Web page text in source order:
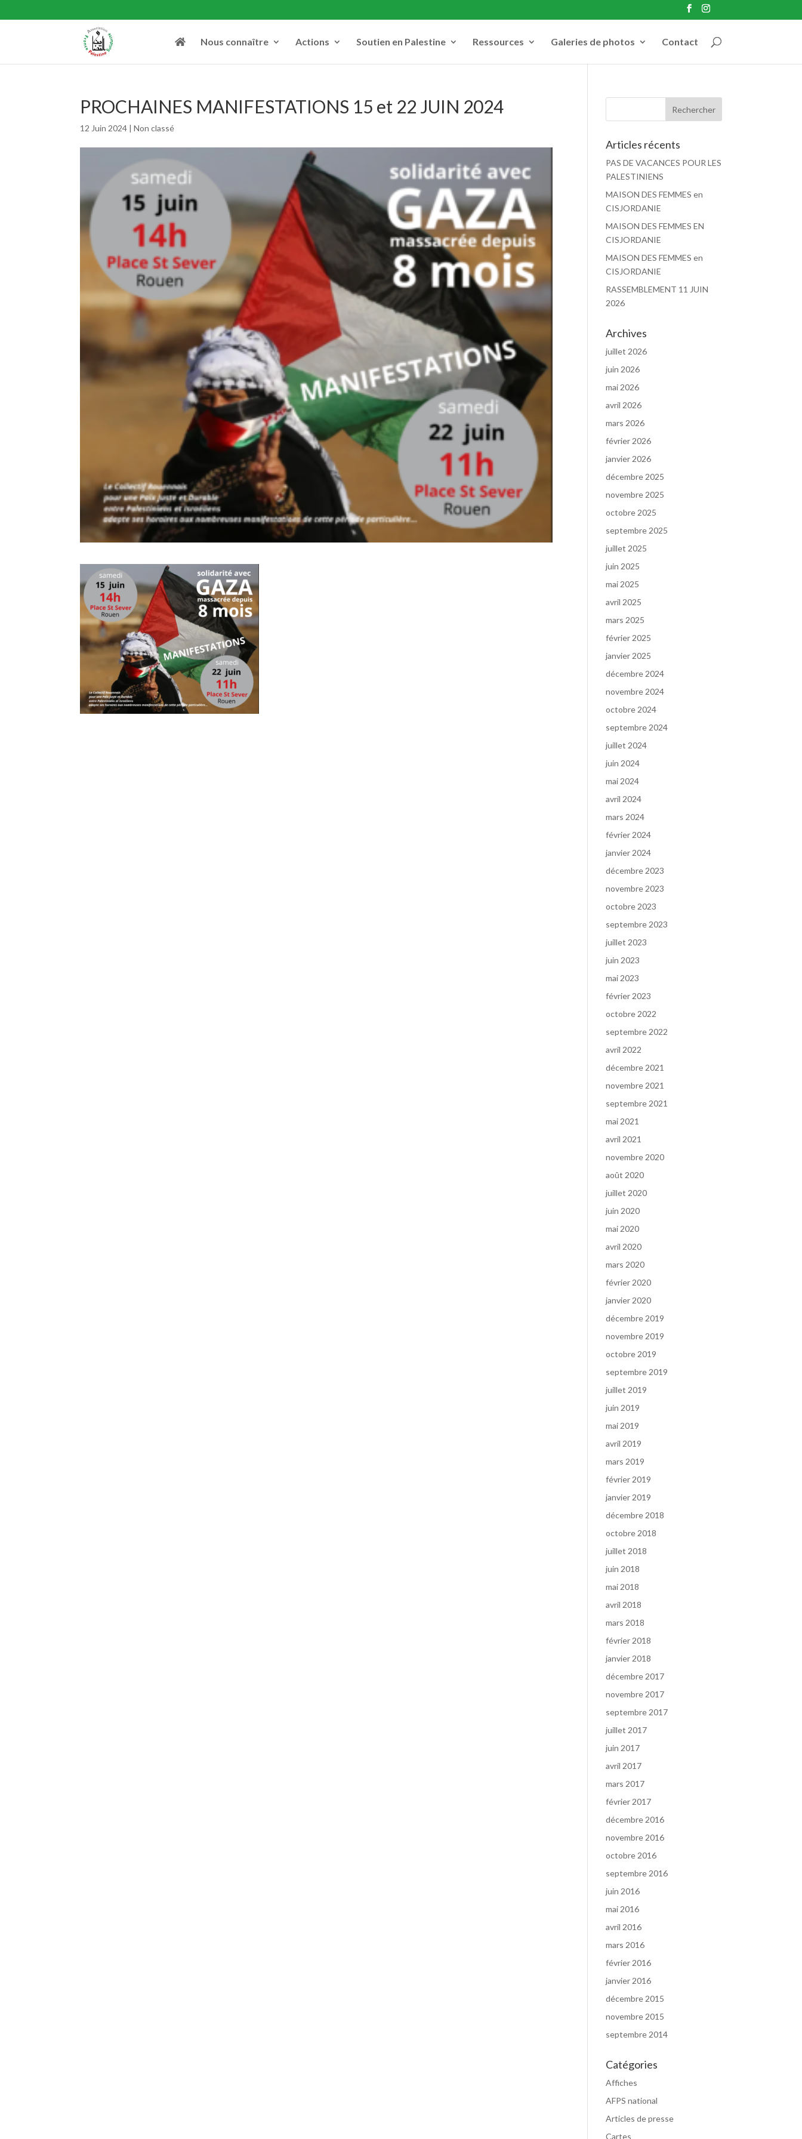
Nous connaître Actions Soutien en Palestine Ressources Galeries de photos Contact
PROCHAINES MANIFESTATIONS 15 et 22 JUIN 2024
12 Juin 2024 |Non classé
Articles récents
PAS DE VACANCES POUR LES
PALESTINIENS
MAISON DES FEMMES en
CISJORDANIE
MAISON DES FEMMES EN
CISJORDANIE
MAISON DES FEMMES en
CISJORDANIE
RASSEMBLEMENT 11 JUIN
2026
Archives
juillet 2026
juin 2026
mai 2026
avril 2026
mars 2026
février 2026
janvier 2026
décembre 2025
novembre 2025
octobre 2025
septembre 2025
juillet 2025
juin 2025
mai 2025
avril 2025
mars 2025
février 2025
janvier 2025
décembre 2024
novembre 2024
octobre 2024
septembre 2024
juillet 2024
juin 2024
mai 2024
avril 2024
mars 2024
février 2024
janvier 2024
décembre 2023
novembre 2023
octobre 2023
septembre 2023
juillet 2023
juin 2023
mai 2023
février 2023
octobre 2022
septembre 2022
avril 2022
décembre 2021
novembre 2021
septembre 2021
mai 2021
avril 2021
novembre 2020
août 2020
juillet 2020
juin 2020
mai 2020
avril 2020
mars 2020
février 2020
janvier 2020
décembre 2019
novembre 2019
octobre 2019
septembre 2019
juillet 2019
juin 2019
mai 2019
avril 2019
mars 2019
février 2019
janvier 2019
décembre 2018
octobre 2018
juillet 2018
juin 2018
mai 2018
avril 2018
mars 2018
février 2018
janvier 2018
décembre 2017
novembre 2017
septembre 2017
juillet 2017
juin 2017
avril 2017
mars 2017
février 2017
décembre 2016
novembre 2016
octobre 2016
septembre 2016
juin 2016
mai 2016
avril 2016
mars 2016
février 2016
janvier 2016
décembre 2015
novembre 2015
septembre 2014
Catégories
Affiches
AFPS national
Articles de presse
Cartes